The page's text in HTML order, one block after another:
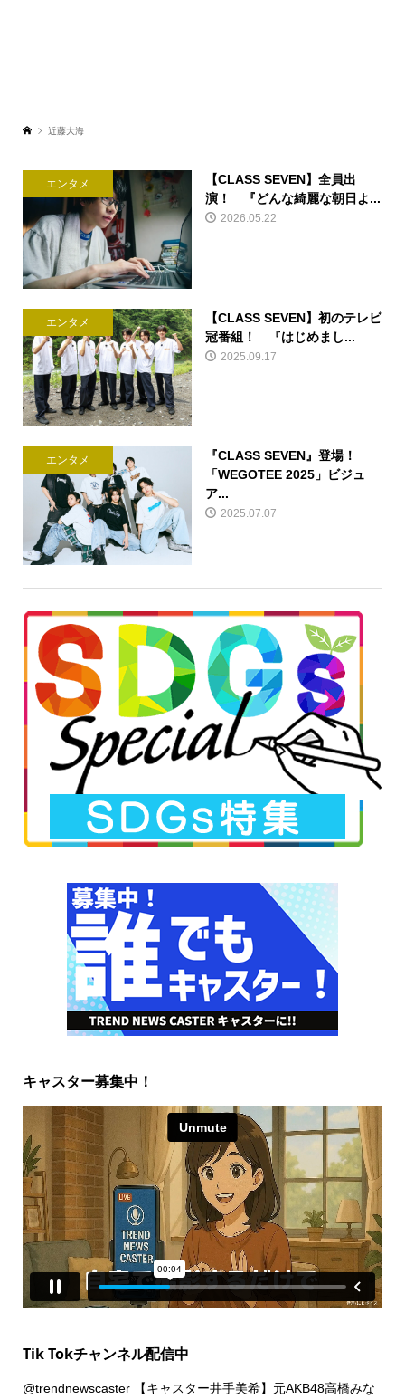
近藤大海
エンタメ
【CLASS SEVEN】全員出
演！ 『どんな綺麗な朝日よ...
2026.05.22
エンタメ
【CLASS SEVEN】初のテレビ
冠番組！ 『はじめまし...
2025.09.17
エンタメ
『CLASS SEVEN』登場！
「WEGOTEE 2025」ビジュ
ア...
2025.07.07
キャスター募集中！
Tik Tokチャンネル配信中
@trendnewscaster【キャスター井手美希】元AKB48高橋みな